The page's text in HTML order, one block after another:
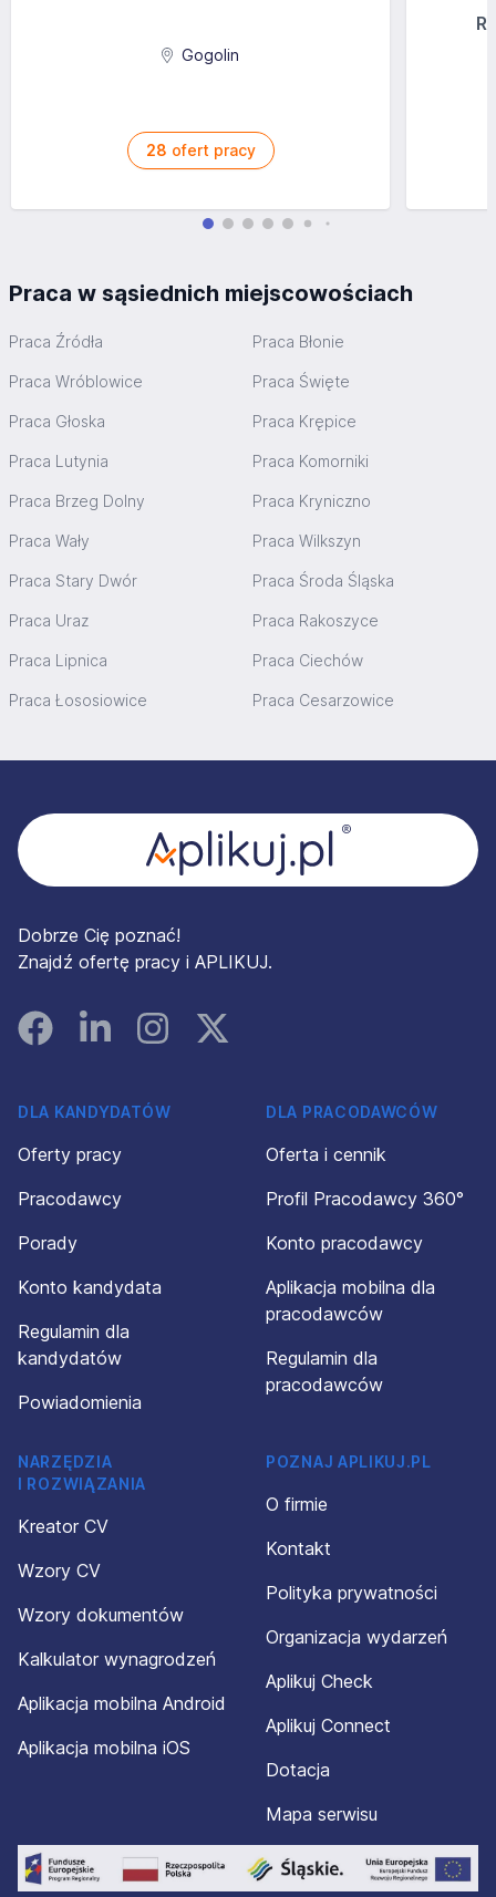
Gogolin
28 ofert pracy
Praca w sąsiednich miejscowościach
Praca Źródła Praca Błonie
Praca Wróblowice Praca Święte
Praca Głoska Praca Krępice
Praca Lutynia Praca Komorniki
Praca Brzeg Dolny Praca Kryniczno
Praca Wały Praca Wilkszyn
Praca Stary Dwór Praca Środa Śląska
Praca Uraz Praca Rakoszyce
Praca Lipnica Praca Ciechów
Praca Łososiowice Praca Cesarzowice
Dobrze Cię poznać!
Znajdź ofertę pracy i APLIKUJ.
FacebookLinked InInstagramInstagram
DLA KANDYDATÓW
Oferty pracy
Pracodawcy
Porady
Konto kandydata
Regulamin dla
kandydatów
Powiadomienia
DLA PRACODAWCÓW
Oferta i cennik
Profil Pracodawcy 360°
Konto pracodawcy
Aplikacja mobilna dla
pracodawców
Regulamin dla
pracodawców
NARZĘDZIA
I ROZWIĄZANIA
Kreator CV
Wzory CV
Wzory dokumentów
Kalkulator wynagrodzeń
Aplikacja mobilna Android
Aplikacja mobilna iOS
POZNAJ APLIKUJ.PL
O firmie
Kontakt
Polityka prywatności
Organizacja wydarzeń
Aplikuj Check
Aplikuj Connect
Dotacja
Mapa serwisu